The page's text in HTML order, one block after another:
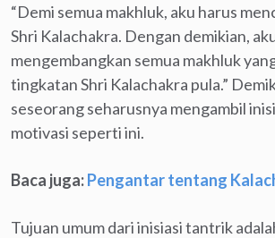
“Demi semua makhluk, aku harus
Shri Kalachakra. Dengan demikian,
mengembangkan semua makhluk
tingkatan Shri Kalachakra pula.”
seseorang seharusnya mengambil
motivasi seperti ini.
Baca juga:Pengantar tentang
Tujuan umum dari inisiasi tantrik